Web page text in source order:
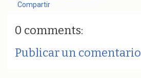
Compartir
0 comments:
Publicar un comentario